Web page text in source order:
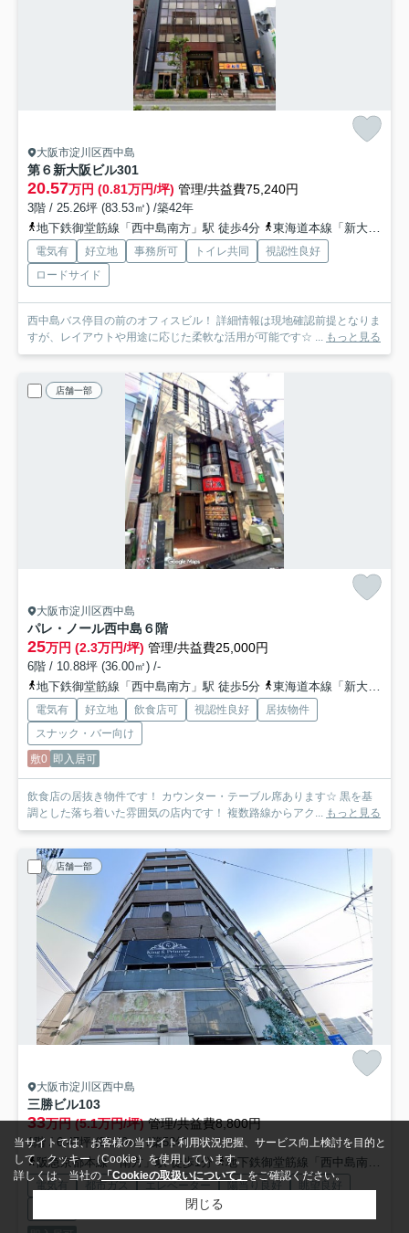
大阪市淀川区西中島
第６新大阪ビル301
20.57万円 (0.81万円/坪) 管理/共益費75,240円
3階 / 25.26坪 (83.53㎡) /築42年
地下鉄御堂筋線「西中島南方」駅 徒歩4分
東海道本線「新大阪」駅 徒歩12分
電気有 好立地 事務所可 トイレ共同
視認性良好
ロードサイド
西中島バス停目の前のオフィスビル！ 詳細情報は現地確認前提となりま
すが、レイアウトや用途に応じた柔軟な活用が可能です☆ ... もっと見る
店舗一部
大阪市淀川区西中島
パレ・ノール西中島 ６階
25万円 (2.3万円/坪) 管理/共益費25,000円
6階 / 10.88坪 (36.00㎡) /-
地下鉄御堂筋線「西中島南方」駅 徒歩5分
東海道本線「新大阪」駅 徒歩13分
電気有 好立地 飲食店可 視認性良好
居抜物件
スナック・バー向け
敷0 即入居可
飲食店の居抜き物件です！ カウンター・テーブル席あります☆ 黒を基
調とした落ち着いた雰囲気の店内です！ 複数路線からアク... もっと見る
店舗一部
大阪市淀川区西中島
三勝ビル103
33万円 (5.1万円/坪)管理/共益費8,800円
1階 / 6.47坪 (21.40㎡) /築52年
阪急京都本線「南方」駅 徒歩1分
地下鉄御堂筋線「西中島南方」駅 徒歩2分
電気有 都市ガス エレベーター 陽当り良好
眺望良好
当サイトでは、お客様の当サイト利用状況把握、サービス向上検討を目的と
して、クッキー（Cookie）を使用しています。
詳しくは、当社の「Cookieの取扱いについて」をご確認ください。
閉じる